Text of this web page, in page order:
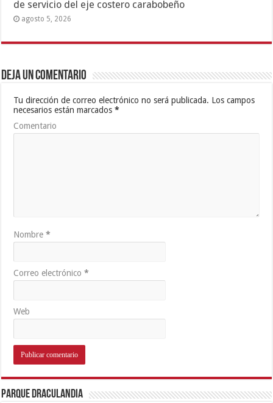
de servicio del eje costero carabobeño
agosto 5, 2026
Deja un comentario
Tu dirección de correo electrónico no será publicada. Los campos
necesarios están marcados*
Comentario
Nombre*
Correo electrónico*
Web
Parque Draculandia